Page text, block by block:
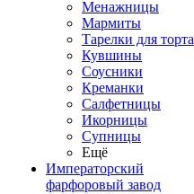
Менажницы
Мармиты
Тарелки для торта
Кувшины
Соусники
Креманки
Салфетницы
Икорницы
Супницы
Ещё
Императорский
фарфоровый завод